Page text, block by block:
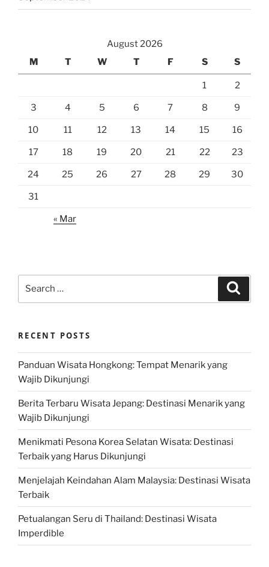
August 2026
M
T W T F S S
1 2
3 4 5 6 7 8 9
10 11 12 13 14 15 16
17 18 19 20 21 22 23
24 25 26 27 28 29 30
31
« Mar
RECENT POSTS
Panduan Wisata Hongkong: Tempat Menarik yang
Wajib Dikunjungi
Berita Terbaru Wisata Jepang: Destinasi Menarik yang
Wajib Dikunjungi
Menikmati Pesona Korea Selatan Wisata: Destinasi
Terbaik yang Harus Dikunjungi
Menjelajah Keindahan Alam Malaysia: Destinasi Wisata
Terbaik
Petualangan Seru di Thailand: Destinasi Wisata
Imperdible